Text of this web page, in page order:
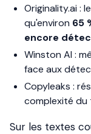
Originality.ai :
qu'environ 65
encore
Winston AI :
face aux
Copyleaks :
complexité du
Sur les textes